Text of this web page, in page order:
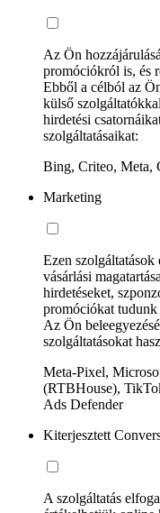
Az Ön
promóciókról is, és
Ebből a célból az
külső
hirdetési
szolgáltatásaikat:
Bing, Criteo, Meta,
Marketing
Ezen szolgáltatások
vásárlási
hirdetéseket,
promóciókat
Az Ön
szolgáltatásokat
Meta-Pixel,
(RTBHouse),
Ads Defender
Kiterjesztett
A szolgáltatás